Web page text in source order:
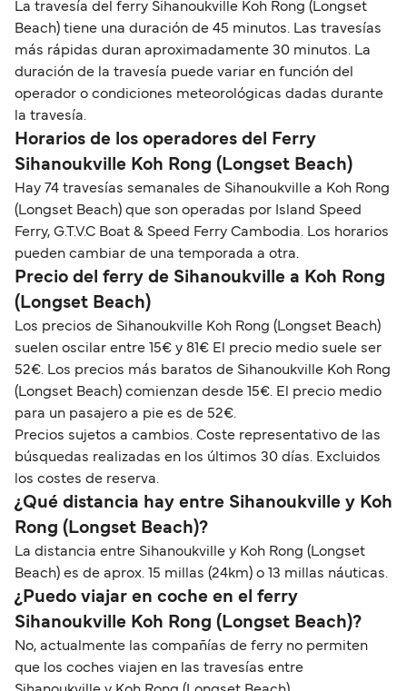
La travesía del ferry Sihanoukville Koh Rong (Longset
Beach) tiene una duración de 45 minutos. Las travesías
más rápidas duran aproximadamente 30 minutos. La
duración de la travesía puede variar en función del
operador o condiciones meteorológicas dadas durante
la travesía.
Horarios de los operadores del Ferry
Sihanoukville Koh Rong (Longset Beach)
Hay 74 travesías semanales de Sihanoukville a Koh Rong
(Longset Beach) que son operadas por Island Speed
Ferry, G.T.V.C Boat & Speed Ferry Cambodia. Los horarios
pueden cambiar de una temporada a otra.
Precio del ferry de Sihanoukville a Koh Rong
(Longset Beach)
Los precios de Sihanoukville Koh Rong (Longset Beach)
suelen oscilar entre 15€ y 81€ El precio medio suele ser
52€. Los precios más baratos de Sihanoukville Koh Rong
(Longset Beach) comienzan desde 15€. El precio medio
para un pasajero a pie es de 52€.
Precios sujetos a cambios. Coste representativo de las
búsquedas realizadas en los últimos 30 días. Excluidos
los costes de reserva.
¿Qué distancia hay entre Sihanoukville y Koh
Rong (Longset Beach)?
La distancia entre Sihanoukville y Koh Rong (Longset
Beach) es de aprox. 15 millas (24km) o 13 millas náuticas.
¿Puedo viajar en coche en el ferry
Sihanoukville Koh Rong (Longset Beach)?
No, actualmente las compañías de ferry no permiten
que los coches viajen en las travesías entre